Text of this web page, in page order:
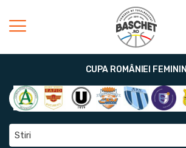
CUPA ROMÂNIEI FEMININ
Stiri